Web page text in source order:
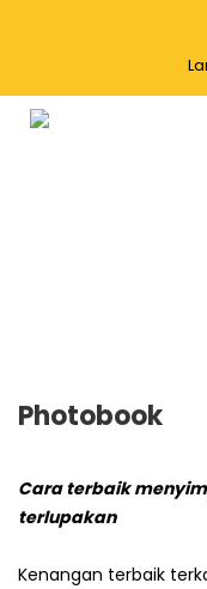
Photobook
Cara terbaik
terlupakan
Kenangan terbaik